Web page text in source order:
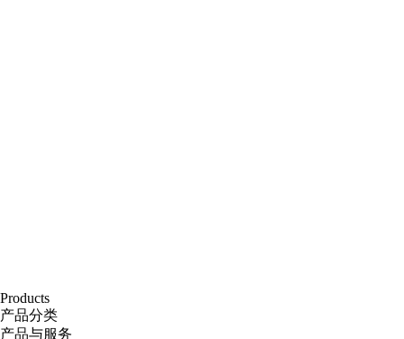
Products
产品分类
产品与服务